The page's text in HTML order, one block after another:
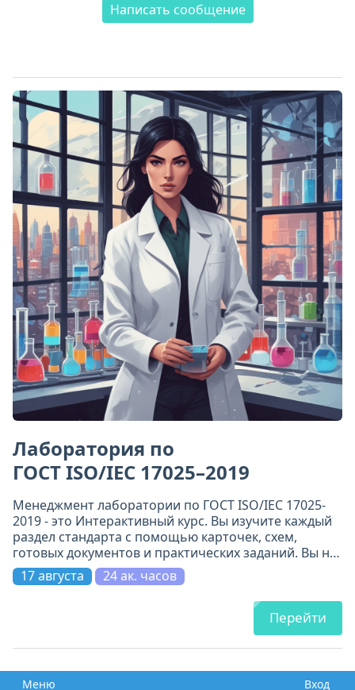
Написать сообщение
Лаборатория по
ГОСТ ISO/IEC 17025–2019
Менеджмент лаборатории по ГОСТ ISO/IEC 17025-
2019 - это Интерактивный курс. Вы изучите каждый
раздел стандарта с помощью карточек, схем,
готовых документов и практических заданий. Вы не
просто прочитаете требования - вы поймёте их и
примените.
17 августа 24 ак. часов
Перейти
Меню Вход